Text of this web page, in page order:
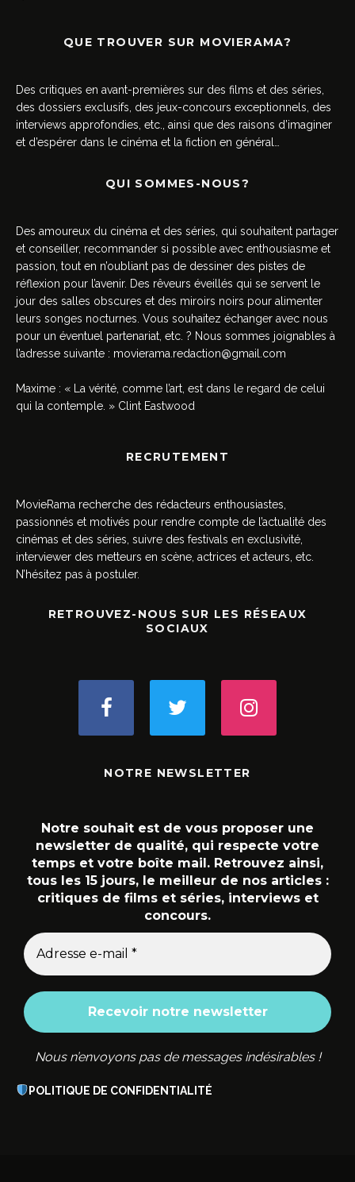
QUE TROUVER SUR MOVIERAMA?
Des critiques en avant-premières sur des films et des séries,
des dossiers exclusifs, des jeux-concours exceptionnels, des
interviews approfondies, etc., ainsi que des raisons d’imaginer
et d’espérer dans le cinéma et la fiction en général…
QUI SOMMES-NOUS?
Des amoureux du cinéma et des séries, qui souhaitent partager
et conseiller, recommander si possible avec enthousiasme et
passion, tout en n’oubliant pas de dessiner des pistes de
réflexion pour l’avenir. Des rêveurs éveillés qui se servent le
jour des salles obscures et des miroirs noirs pour alimenter
leurs songes nocturnes. Vous souhaitez échanger avec nous
pour un éventuel partenariat, etc. ? Nous sommes joignables à
l’adresse suivante : movierama.redaction@gmail.com
Maxime : « La vérité, comme l’art, est dans le regard de celui
qui la contemple. » Clint Eastwood
RECRUTEMENT
MovieRama recherche des rédacteurs enthousiastes,
passionnés et motivés pour rendre compte de l’actualité des
cinémas et des séries, suivre des festivals en exclusivité,
interviewer des metteurs en scène, actrices et acteurs, etc.
N’hésitez pas à postuler.
RETROUVEZ-NOUS SUR LES RÉSEAUX
SOCIAUX
NOTRE NEWSLETTER
Notre souhait est de vous proposer une
newsletter de qualité, qui respecte votre
temps et votre boîte mail. Retrouvez ainsi,
tous les 15 jours, le meilleur de nos articles :
critiques de films et séries, interviews et
concours.
Nous n’envoyons pas de messages indésirables !
POLITIQUE DE CONFIDENTIALITÉ